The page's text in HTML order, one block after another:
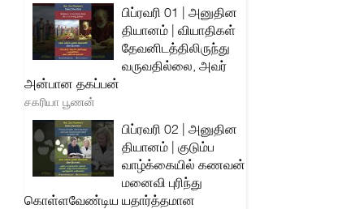
பிப்ரவரி 01 | அனுதின
தியானம் | வியாதிகள்
தேவனிடத்திலிருந்து
வருவதில்லை, அவர்
அன்பான தகப்பன்
சகரியா பூணன்
பிப்ரவரி 02 | அனுதின
தியானம் | குடும்ப
வாழ்க்கையில் கணவன்
மனைவி புரிந்து
கொள்ளவேண்டிய யதார்த்தமான